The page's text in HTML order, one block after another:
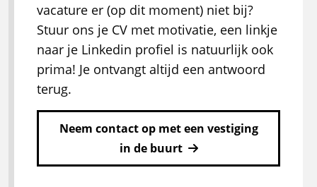
vacature er (op dit moment) niet bij?
Stuur ons je CV met motivatie, een linkje
naar je Linkedin profiel is natuurlijk ook
prima! Je ontvangt altijd een antwoord
terug.
Neem contact op met een vestiging
in de buurt